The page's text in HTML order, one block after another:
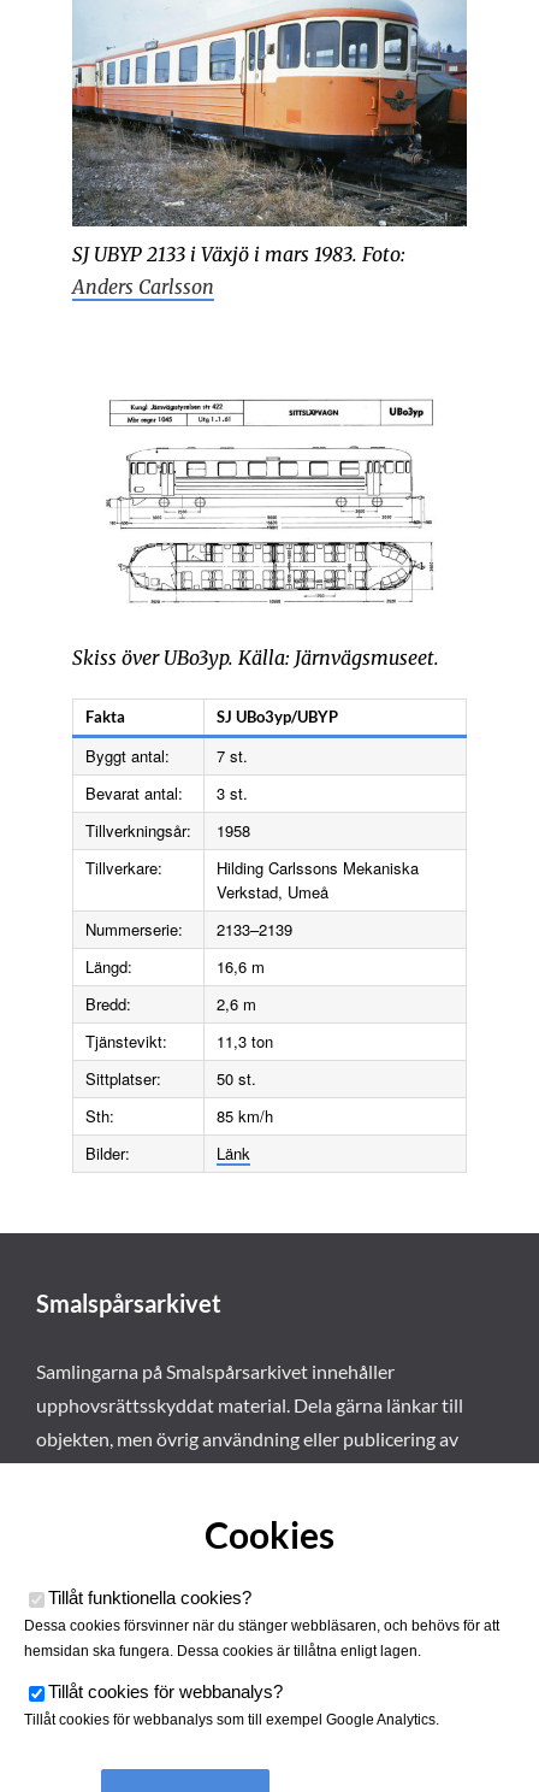
SJ UBYP 2133 i Växjö i mars 1983. Foto:
Anders Carlsson
Skiss över UBo3yp. Källa: Järnvägsmuseet.
Fakta SJ UBo3yp/UBYP
Byggt antal:
7 st.
Bevarat antal:
3 st.
Tillverkningsår:
1958
Tillverkare:
Hilding Carlssons Mekaniska
Verkstad, Umeå
Nummerserie:
2133–2139
Längd:
16,6 m
Bredd:
2,6 m
Tjänstevikt:
11,3 ton
Sittplatser:
50 st.
Sth:
85 km/h
Bilder:
Länk
Smalspårsarkivet
Samlingarna på Smalspårsarkivet innehåller
upphovsrättsskyddat material. Dela gärna länkar till
objekten, men övrig användning eller publicering av
Cookies
Tillåt funktionella cookies?
Dessa cookies försvinner när du stänger webbläsaren, och behövs för att
hemsidan ska fungera. Dessa cookies är tillåtna enligt lagen.
Tillåt cookies för webbanalys?
Tillåt cookies för webbanalys som till exempel Google Analytics.